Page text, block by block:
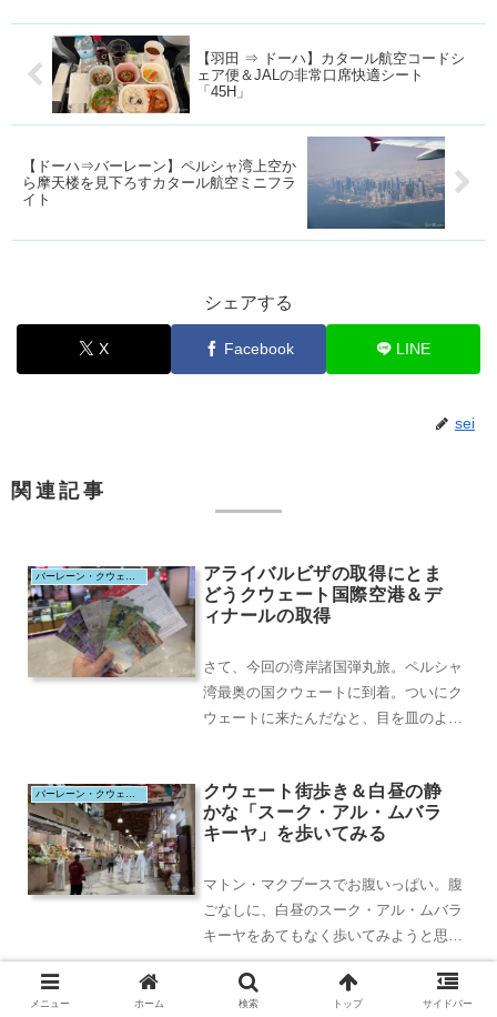
【羽田 ⇒ ドーハ】カタール航空コードシ
ェア便＆JALの非常口席快適シート
「45H」
【ドーハ⇒バーレーン】ペルシャ湾上空か
ら摩天楼を見下ろすカタール航空ミニフラ
イト
シェアする
X Facebook LINE
sei
関連記事
アライバルビザの取得にとま
どうクウェート国際空港＆デ
ィナールの取得
さて、今回の湾岸諸国弾丸旅。ペルシャ
湾最奥の国クウェートに到着。ついにク
ウェートに来たんだなと、目を皿のよう
バーレーン・クウェート・カタール（2025.10）
クウェート街歩き＆白昼の静
かな「スーク・アル・ムバラ
キーヤ」を歩いてみる
マトン・マクブースでお腹いっぱい。腹
ごなしに、白昼のスーク・アル・ムバラ
キーヤをあてもなく歩いてみようと思
う。白昼の静かなスーク・アル・ムバラ
キーヤ本来なら夜に...
インフィニティ・ルーフトッ
メニュー ホーム 検索 トップ サイドバー